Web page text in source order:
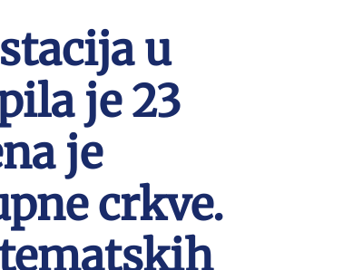
u
je 23
je
crkve.